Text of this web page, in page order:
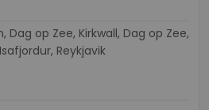
Reykjavik